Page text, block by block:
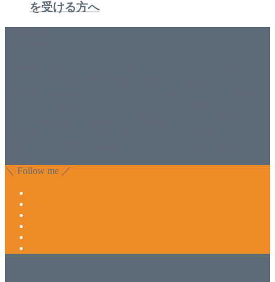
を受ける方へ
＼ Follow me ／